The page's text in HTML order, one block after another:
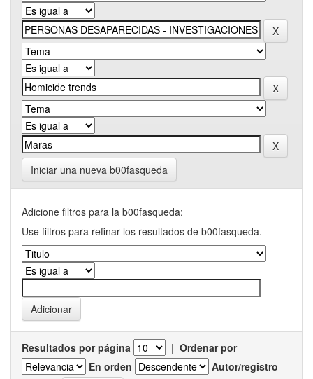
Iniciar una nueva b00fasqueda
Adicione filtros para la b00fasqueda:
Use filtros para refinar los resultados de b00fasqueda.
Resultados por página | Ordenar por
En orden
Autor/registro